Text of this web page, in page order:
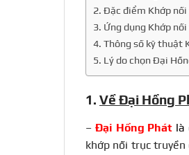
2. Đặc điểm Khớp
3. Ứng dụng Khớp
4. Thông số kỹ thuật
5. Lý do chọn Đại
1. Về Đại Hồng
– Đại Hồng Phát là
khớp nối trục truyền